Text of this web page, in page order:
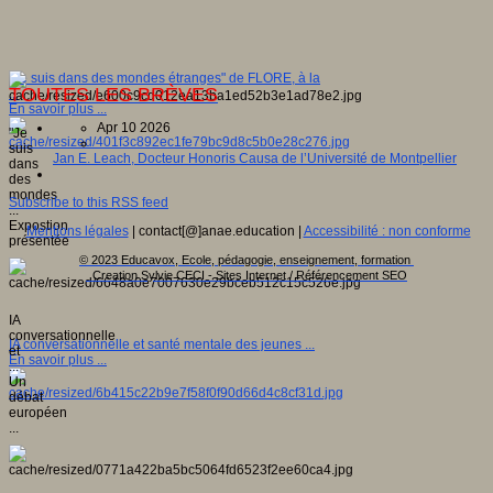
"Je suis dans des mondes étranges" de FLORE, à la
...
En savoir plus ...
IA conversationnelle et santé mentale des jeunes ...
En savoir plus ...
"Je
suis
dans
des
mondes
...
Expostion
présentée
...
IA
conversationnelle
et
...
Un
débat
européen
TOUTES LES BRÈVES
Apr 10 2026
Jan E. Leach, Docteur Honoris Causa de l’Université de Montpellier
Subscribe to this RSS feed
Mentions légales| contact[@]anae.education | Accessibilité : non conforme
© 2023 Educavox, Ecole, pédagogie, enseignement, formation
Creation Sylvie CECI - Sites Internet / Référencement SEO